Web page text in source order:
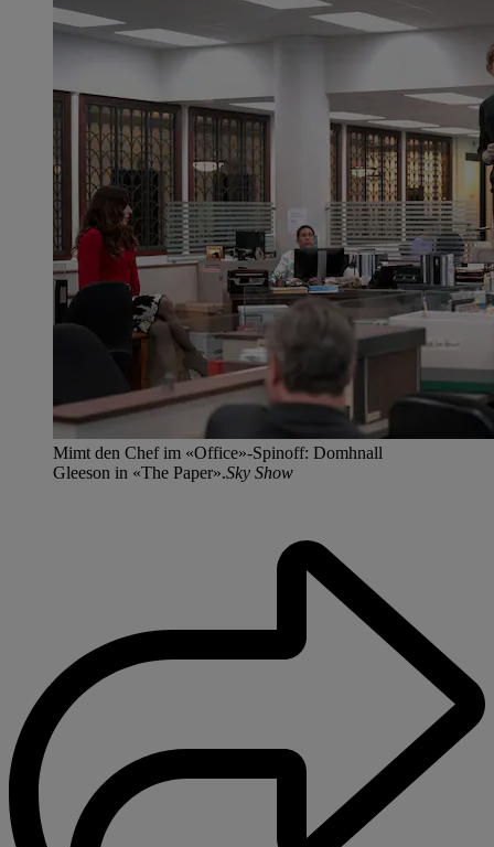
Mimt den Chef im «Office»-Spinoff: Domhnall
Gleeson in «The Paper».Sky Show